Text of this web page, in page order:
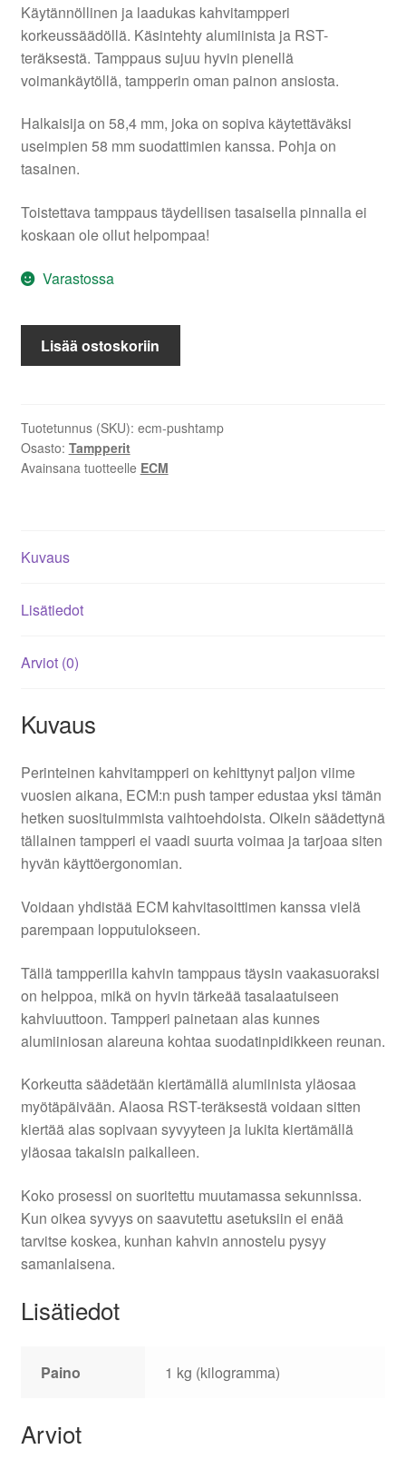
Käytännöllinen ja laadukas kahvitampperi
korkeussäädöllä. Käsintehty alumiinista ja RST-
teräksestä. Tamppaus sujuu hyvin pienellä
voimankäytöllä, tampperin oman painon ansiosta.
Halkaisija on 58,4 mm, joka on sopiva käytettäväksi
useimpien 58 mm suodattimien kanssa. Pohja on
tasainen.
Toistettava tamppaus täydellisen tasaisella pinnalla ei
koskaan ole ollut helpompaa!
Varastossa
ECM
push
Lisää ostoskoriin
Tuotetunnus (SKU): ecm-pushtamp
Osasto: Tampperit
Avainsana tuotteelle ECM
Kuvaus
Lisätiedot
Arviot (0)
Kuvaus
Perinteinen kahvitampperi on kehittynyt paljon viime
vuosien aikana, ECM:n push tamper edustaa yksi tämän
hetken suosituimmista vaihtoehdoista. Oikein säädettynä
tällainen tampperi ei vaadi suurta voimaa ja tarjoaa siten
hyvän käyttöergonomian.
Voidaan yhdistää ECM kahvitasoittimen kanssa vielä
parempaan lopputulokseen.
Tällä tampperilla kahvin tamppaus täysin vaakasuoraksi
on helppoa, mikä on hyvin tärkeää tasalaatuiseen
kahviuuttoon. Tampperi painetaan alas kunnes
alumiiniosan alareuna kohtaa suodatinpidikkeen reunan.
Korkeutta säädetään kiertämällä alumiinista yläosaa
myötäpäivään. Alaosa RST-teräksestä voidaan sitten
kiertää alas sopivaan syvyyteen ja lukita kiertämällä
yläosaa takaisin paikalleen.
Koko prosessi on suoritettu muutamassa sekunnissa.
Kun oikea syvyys on saavutettu asetuksiin ei enää
tarvitse koskea, kunhan kahvin annostelu pysyy
samanlaisena.
Lisätiedot
Paino 1 kg (kilogramma)
Arviot